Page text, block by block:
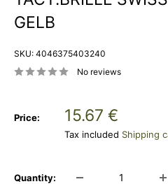
GELB
SKU: 4046375403240
No reviews
Price:
Sale
price
15.67 €
Tax included Shipping
Quantity: